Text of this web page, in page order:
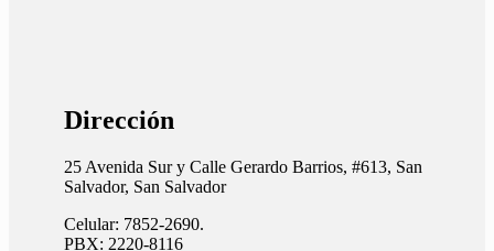
Dirección
25 Avenida Sur y Calle Gerardo Barrios, #613, San
Salvador, San Salvador
Celular: 7852-2690.
PBX: 2220-8116